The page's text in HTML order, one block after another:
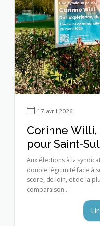
17 avril 2026
Corinne
pour Saint-
Aux élections à la
double légitimité face à
score, de loin, et de la
comparaison...